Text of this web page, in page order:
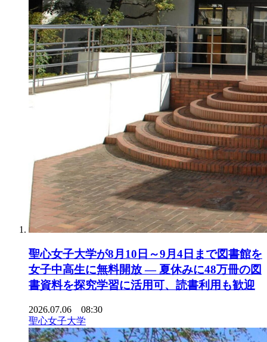
聖心女子大学が8月10日～9月4日まで図書館を
女子中高生に無料開放 ― 夏休みに48万冊の図
書資料を探究学習に活用可、読書利用も歓迎
2026.07.06 08:30
聖心女子大学